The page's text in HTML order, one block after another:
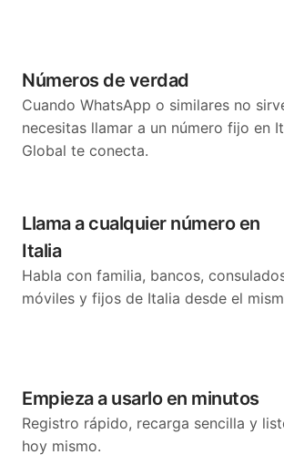
Números de verdad
Cuando WhatsApp o similares no
necesitas llamar a un número fijo en
Global te conecta.
Llama a cualquier número en
Italia
Habla con familia, bancos,
móviles y fijos de Italia desde el
Empieza a usarlo en minutos
Registro rápido, recarga sencilla y
hoy mismo.